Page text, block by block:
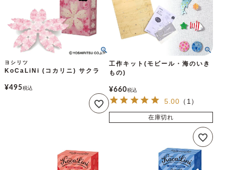
ヨシリツ
KoCaLiNi (コカリニ) サクラ
¥495税込
工作キット(モビール・海のいき
もの)
¥660税込
5.00 （ 1 ）
在庫切れ